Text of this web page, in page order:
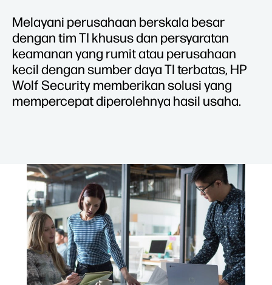
Melayani perusahaan berskala besar
dengan tim TI khusus dan persyaratan
keamanan yang rumit atau perusahaan
kecil dengan sumber daya TI terbatas, HP
Wolf Security memberikan solusi yang
mempercepat diperolehnya hasil usaha.